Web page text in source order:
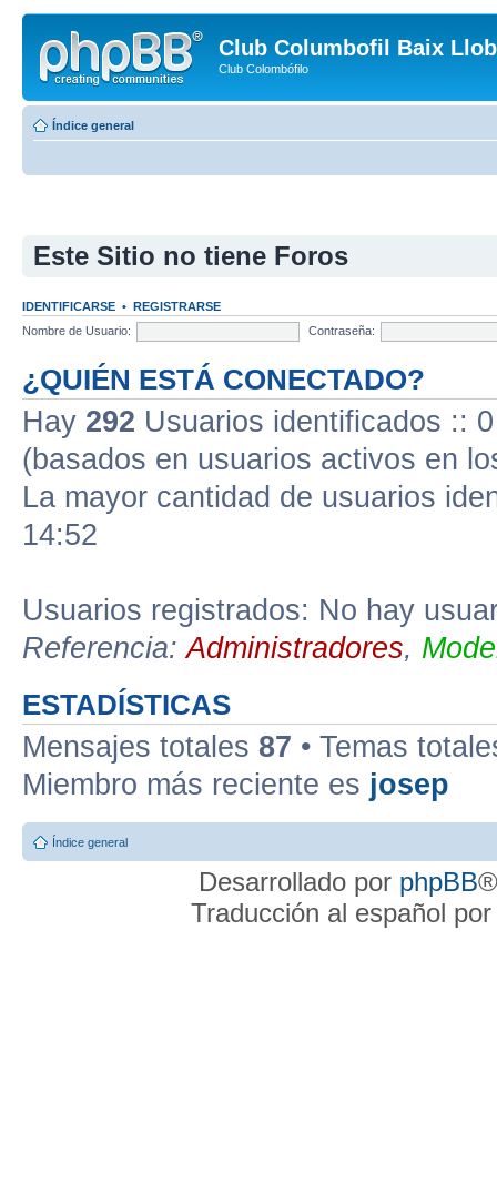
Club Columbofil Baix
Club Colombófilo
Índice general
Este Sitio no tiene Foros
IDENTIFICARSE • REGISTRARSE
Nombre de Usuario:
Contraseña:
¿QUIÉN ESTÁ CONECTADO?
Hay 292 Usuarios identificados ::
(basados en usuarios activos en
La mayor cantidad de usuarios
14:52
Usuarios registrados: No hay
Referencia:Administradores,
ESTADÍSTICAS
Mensajes totales 87 • Temas
Miembro más reciente es josep
Índice general
Desarrollado por phpBB
Traducción al español